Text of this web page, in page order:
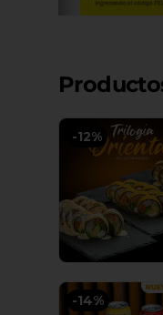
-12%
-14%